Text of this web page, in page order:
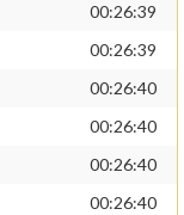
00:26:39
00:26:39
00:26:40
00:26:40
00:26:40
00:26:40